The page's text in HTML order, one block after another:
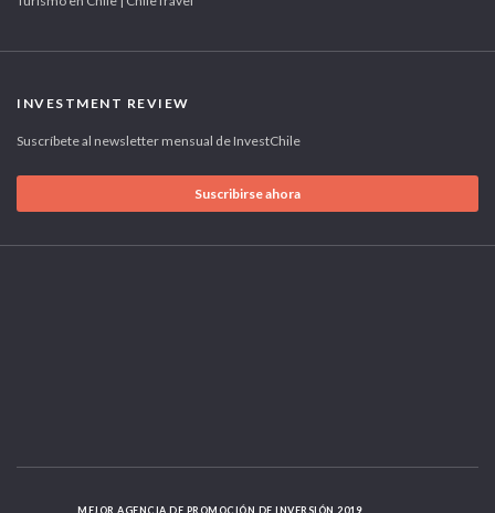
INVESTMENT REVIEW
Suscríbete al newsletter mensual de InvestChile
Suscribirse ahora
MEJOR AGENCIA DE PROMOCIÓN DE INVERSIÓN 2019